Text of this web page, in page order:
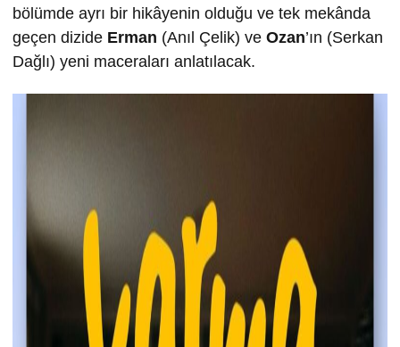
bölümde ayrı bir hikâyenin olduğu ve tek mekânda
geçen dizide Erman (Anıl Çelik) ve Ozan’ın (Serkan
Dağlı) yeni maceraları anlatılacak.